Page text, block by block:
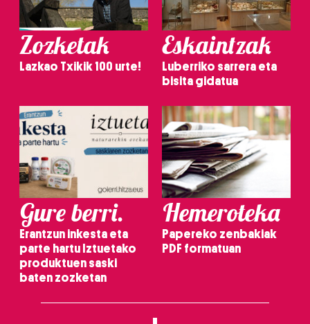
Zozketak
Lazkao Txikik 100 urte!
Eskaintzak
Luberriko sarrera eta
bisita gidatua
Gure berri.
Erantzun inkesta eta
parte hartu Iztuetako
produktuen saski
baten zozketan
Hemeroteka
Papereko zenbakiak
PDF formatuan